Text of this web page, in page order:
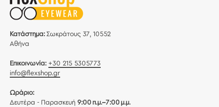
Κατάστημα:Σωκράτους 37, 10552
Αθήνα
Επικοινωνία: +30 215 5305773
info@flexshop.gr
Ωράριο:
Δευτέρα - Παρασκευή 9:00 π.μ.–7:00 μ.μ.